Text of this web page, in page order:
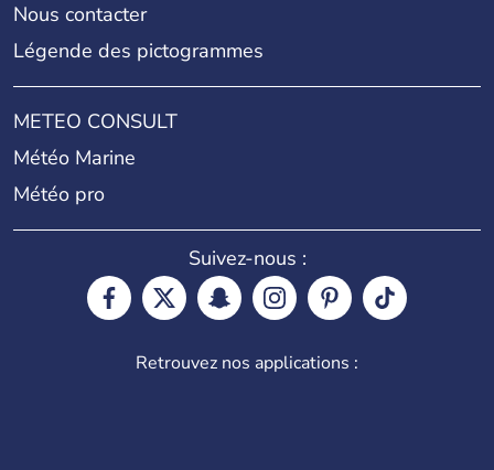
Nous contacter
Légende des pictogrammes
METEO CONSULT
Météo Marine
Météo pro
Suivez-nous :
Retrouvez nos applications :